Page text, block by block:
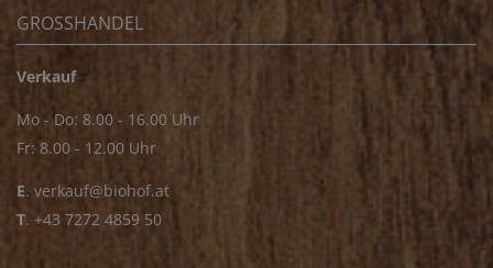
GROSSHANDEL
Verkauf
Mo - Do: 8.00 - 16.00 Uhr
Fr: 8.00 - 12.00 Uhr
E. verkauf@biohof.at
T. +43 7272 4859 50